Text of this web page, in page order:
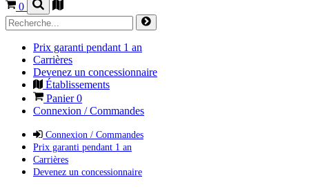
0
Prix garanti pendant 1 an
Carrières
Devenez un concessionnaire
Établissements
Panier0
Connexion / Commandes
Connexion / Commandes
Prix garanti pendant 1 an
Carrières
Devenez un concessionnaire